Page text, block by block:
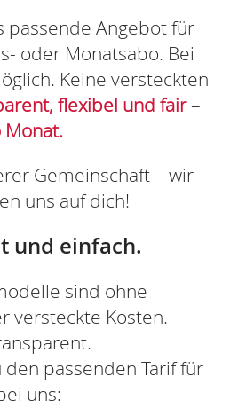
passende Angebot für
oder Monatsabo. Bei
Keine versteckten
flexibel und fair–
Monat.
Gemeinschaft – wir
uns auf dich!
und einfach.
sind ohne
versteckte Kosten.
den passenden Tarif für
uns: